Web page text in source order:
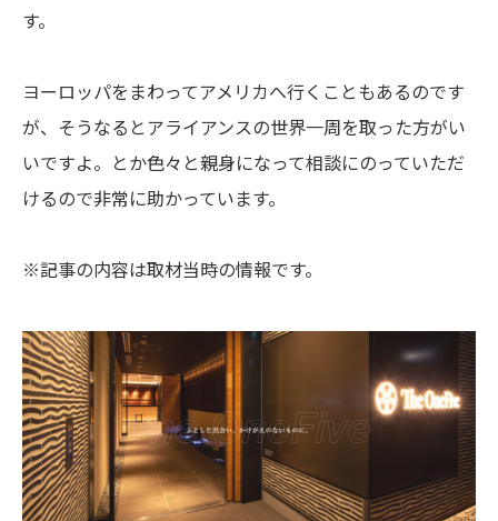
す。
ヨーロッパをまわってアメリカへ行くこともあるのです
が、そうなるとアライアンスの世界一周を取った方がい
いですよ。とか色々と親身になって相談にのっていただ
けるので非常に助かっています。
※記事の内容は取材当時の情報です。